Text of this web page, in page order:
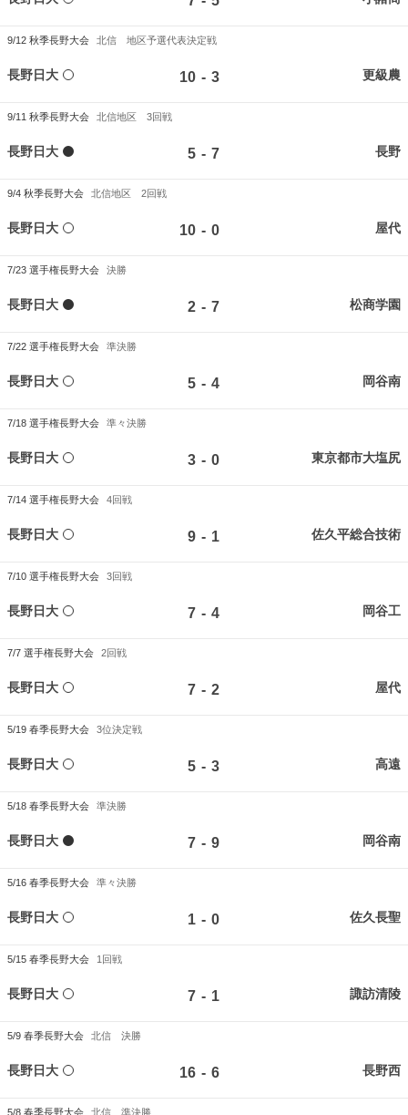
9/12 秋季長野大会 北信 地区予選代表決定戦
長野日大 10 - 3 更級農
9/11 秋季長野大会 北信地区 3回戦
長野日大 5 - 7 長野
9/4 秋季長野大会 北信地区 2回戦
長野日大 10 - 0 屋代
7/23 選手権長野大会 決勝
長野日大 2 - 7 松商学園
7/22 選手権長野大会 準決勝
長野日大 5 - 4 岡谷南
7/18 選手権長野大会 準々決勝
長野日大 3 - 0 東京都市大塩尻
7/14 選手権長野大会 4回戦
長野日大 9 - 1 佐久平総合技術
7/10 選手権長野大会 3回戦
長野日大 7 - 4 岡谷工
7/7 選手権長野大会 2回戦
長野日大 7 - 2 屋代
5/19 春季長野大会 3位決定戦
長野日大 5 - 3 高遠
5/18 春季長野大会 準決勝
長野日大 7 - 9 岡谷南
5/16 春季長野大会 準々決勝
長野日大 1 - 0 佐久長聖
5/15 春季長野大会 1回戦
長野日大 7 - 1 諏訪清陵
5/9 春季長野大会 北信 決勝
長野日大 16 - 6 長野西
5/8 春季長野大会 北信 準決勝